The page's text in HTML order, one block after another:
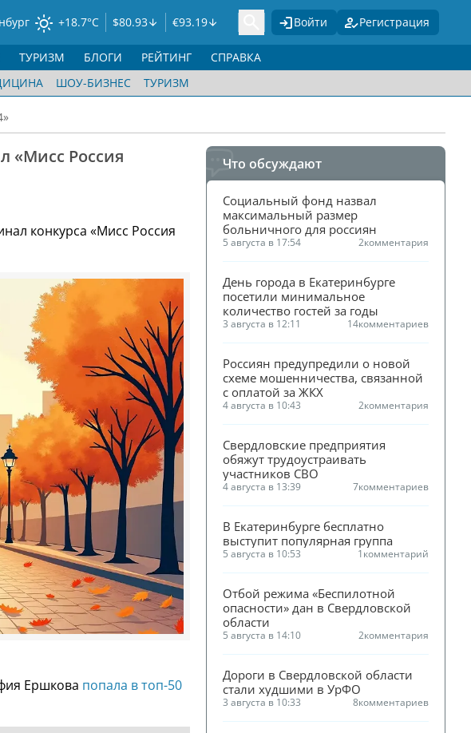
+18.7°C $80.93 €93.19 Войти Регистрация
ШОУ-БИЗНЕС ТУРИЗМ
ТУРИЗМ БЛОГИ РЕЙТИНГ СПРАВКА
«Мисс Россия
конкурса «Мисс Россия
Ершкова попала в топ-50
Что обсуждают
Социальный фонд назвал
максимальный размер
больничного для россиян
5 августа в 17:54 2комментария
День города в Екатеринбурге
посетили минимальное
количество гостей за годы
3 августа в 12:11 14комментариев
Россиян предупредили о новой
схеме мошенничества, связанной
с оплатой за ЖКХ
4 августа в 10:43 2комментария
Свердловские предприятия
обяжут трудоустраивать
участников СВО
4 августа в 13:39 7комментариев
В Екатеринбурге бесплатно
выступит популярная группа
5 августа в 10:53 1комментарий
Отбой режима «Беспилотной
опасности» дан в Свердловской
области
5 августа в 14:10 2комментария
Дороги в Свердловской области
стали худшими в УрФО
3 августа в 10:33 8комментариев